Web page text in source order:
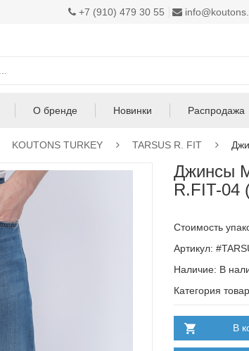
+7 (910) 479 30 55
О бренде Новинки Распродажа
KOUTONS TURKEY TARSUS R. FIT
Джинсы
R.FIT-04
Стоимость
Артикул:
Наличие: В
Категория
В